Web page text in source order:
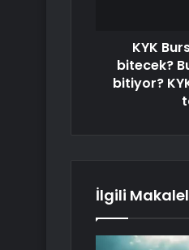
KYK
bitecek?
bitiyor?
İlgili